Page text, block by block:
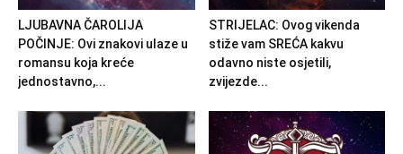
LJUBAVNA ČAROLIJA
POČINJE: Ovi znakovi ulaze u
romansu koja kreće
jednostavno,...
STRIJELAC: Ovog vikenda
stiže vam SREĆA kakvu
odavno niste osjetili,
zvijezde...